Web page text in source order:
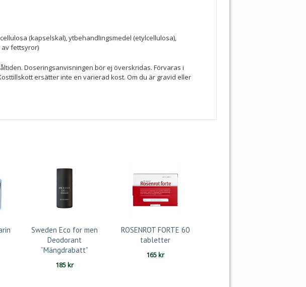
(kapselskal), ytbehandlingsmedel (etylcellulosa),
fettsyror)
Doseringsanvisningen bör ej överskridas. Förvaras i
ersätter inte en varierad kost. Om du är gravid eller
Sweden Eco for men
Deodorant
”Mängdrabatt”
185kr
ROSENROT FORTE 60
tabletter
165kr